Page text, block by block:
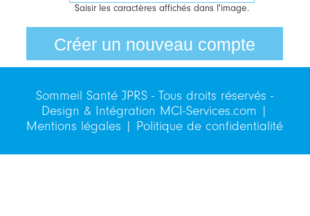
Saisir les caractères affichés dans l'image.
Sommeil Santé JPRS - Tous droits réservés -
Design & Intégration MCI-Services.com |
Mentions légales | Politique de confidentialité